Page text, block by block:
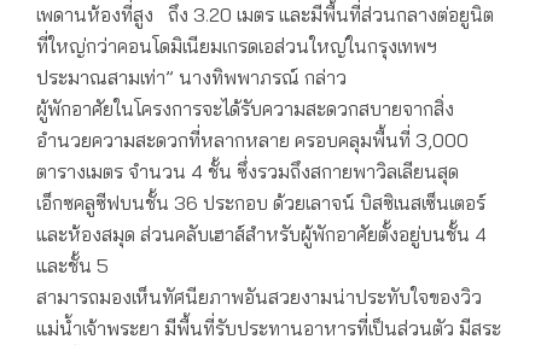
เพดานห้องที่สูง ถึง 3.20 เมตร และมีพื้นที่ส่วนกลางต่อยูนิต
ที่ใหญ่กว่าคอนโดมิเนียมเกรดเอส่วนใหญ่ในกรุงเทพฯ
ประมาณสามเท่า” นางทิพพาภรณ์ กล่าว
ผู้พักอาศัยในโครงการจะได้รับความสะดวกสบายจากสิ่ง
อำนวยความสะดวกที่หลากหลาย ครอบคลุมพื้นที่ 3,000
ตารางเมตร จำนวน 4 ชั้น ซึ่งรวมถึงสกายพาวิลเลียนสุด
เอ็กซคลูซีฟบนชั้น 36 ประกอบ ด้วยเลาจน์ บิสซิเนสเซ็นเตอร์
และห้องสมุด ส่วนคลับเฮาส์สำหรับผู้พักอาศัยตั้งอยู่บนชั้น 4
และชั้น 5
สามารถมองเห็นทัศนียภาพอันสวยงามน่าประทับใจของวิว
แม่น้ำเจ้าพระยา มีพื้นที่รับประทานอาหารที่เป็นส่วนตัว มีสระ